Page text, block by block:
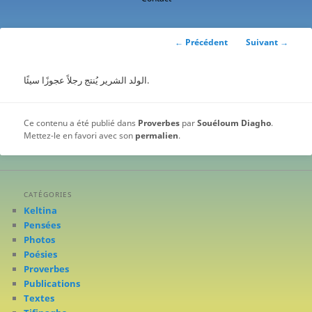
Navigation
← Précédent Suivant →
الولد الشرير يُنتج رجلاً عجوزًا سيئًا.
Ce contenu a été publié dans Proverbes parSouéloum Diagho.
Mettez-le en favori avec son permalien.
CATÉGORIES
Keltina
Pensées
Photos
Poésies
Proverbes
Publications
Textes